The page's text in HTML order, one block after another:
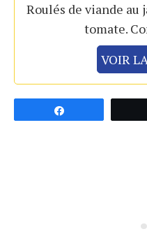
Roulés de viande au
tomate.
VOIR